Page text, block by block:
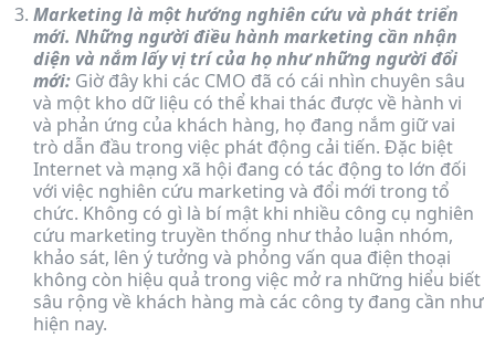
Marketing là một hướng nghiên cứu và phát triển
mới. Những người điều hành marketing cần nhận
diện và nắm lấy vị trí của họ như những người đổi
mới: Giờ đây khi các CMO đã có cái nhìn chuyên sâu
và một kho dữ liệu có thể khai thác được về hành vi
và phản ứng của khách hàng, họ đang nắm giữ vai
trò dẫn đầu trong việc phát động cải tiến. Đặc biệt
Internet và mạng xã hội đang có tác động to lớn đối
với việc nghiên cứu marketing và đổi mới trong tổ
chức. Không có gì là bí mật khi nhiều công cụ nghiên
cứu marketing truyền thống như thảo luận nhóm,
khảo sát, lên ý tưởng và phỏng vấn qua điện thoại
không còn hiệu quả trong việc mở ra những hiểu biết
sâu rộng về khách hàng mà các công ty đang cần như
hiện nay.